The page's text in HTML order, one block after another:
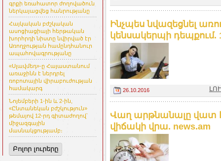
գրքի եռահատոր ժողովածուն
ներկայացվեց հանրությանը
Հայկական բժշկական
ասոցիացիայի հերթական
խորհրդի նիստը նվիրված էր
Առողջության համընդհանուր
ապահովագրությանը
«Սլավմեդ»-ը Հայաստանում
առաջինն է ներդրել
ռոբոտային վիրաբուժության
համակարգ
Նոյեմբերի 1-ին և 2-ին,
«Ընտանեկան բժշկություն»
թեմայով 12-րդ գիտաժողով՝
միջազգային
մասնակցությամբ։
Բոլոր լուրերը
Ինչպես նվազեցնել
կենսակերպի դեպքում.
26.10.2016
Վաղ արթնանալը վատ
վիճակի վրա. news.am